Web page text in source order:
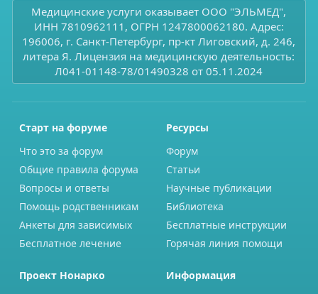
Медицинские услуги оказывает ООО "ЭЛЬМЕД",
ИНН 7810962111, ОГРН 1247800062180. Адрес:
196006, г. Санкт-Петербург, пр-кт Лиговский, д. 246,
литера Я. Лицензия на медицинскую деятельность:
Л041-01148-78/01490328 от 05.11.2024
Старт на форуме
Что это за форум
Общие правила форума
Вопросы и ответы
Помощь родственникам
Анкеты для зависимых
Бесплатное лечение
Ресурсы
Форум
Статьи
Научные публикации
Библиотека
Бесплатные инструкции
Горячая линия помощи
Проект Нонарко
Информация